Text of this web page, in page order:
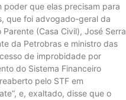
que elas precisam para
que foi advogado-geral da
(Casa Civil), José Serra
da Petrobras e ministro das
de improbidade por
do Sistema Financeiro
pelo STF em
e, exaltado, disse que o